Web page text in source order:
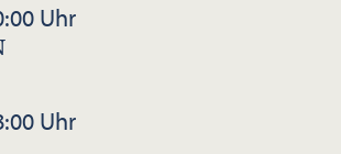
Uhr
Uhr